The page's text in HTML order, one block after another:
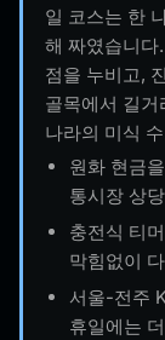
일 코스는 한
해 짜였습니다
점을 누비고,
골목에서 길
나라의 미식
원화 현금
통시장 상
충전식 티
막힘없이
서울-전주
휴일에는